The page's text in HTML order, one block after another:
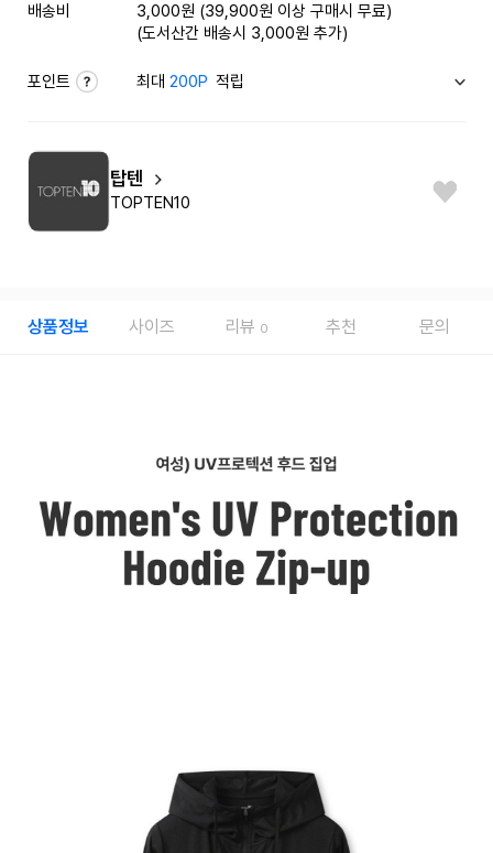
배송비
3,000원 (39,900원 이상 구매시 무료)
(도서산간 배송시 3,000원 추가)
포인트 최대200P 적립
탑텐
TOPTEN10
상품정보 사이즈 리뷰 0 추천 문의